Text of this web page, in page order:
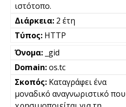
ιστότοπο.
2 έτη
HTTP
_gid
os.tc
Καταγράφει ένα
μοναδικό αναγνωριστικό που